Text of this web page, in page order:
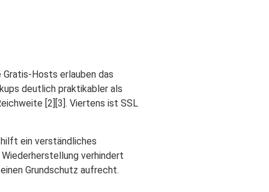
Hosts erlauben das
deutlich praktikabler als
[2][3]. Viertens ist SSL
ein verständliches
verhindert
Grundschutz aufrecht.